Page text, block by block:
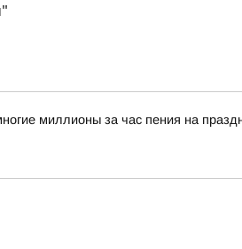
миллионы за час пения на